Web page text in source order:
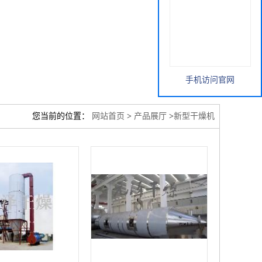
您当前的位置： 网站首页 > 产品展厅 >新型干燥机
手机访问官网